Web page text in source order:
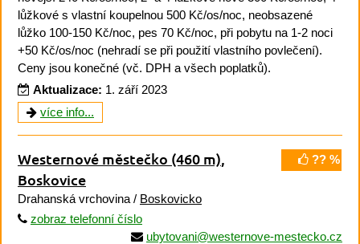
lůžkové s vlastní koupelnou 500 Kč/os/noc, neobsazené
lůžko 100-150 Kč/noc, pes 70 Kč/noc, při pobytu na 1-2 noci
+50 Kč/os/noc (nehradí se při použití vlastního povlečení).
Ceny jsou konečné (vč. DPH a všech poplatků).
Aktualizace: 1. září 2023
více info...
?? %
Westernové městečko (460 m),
Boskovice
Drahanská vrchovina / Boskovicko
zobraz telefonní číslo
ubytovani@westernove-mestecko.cz